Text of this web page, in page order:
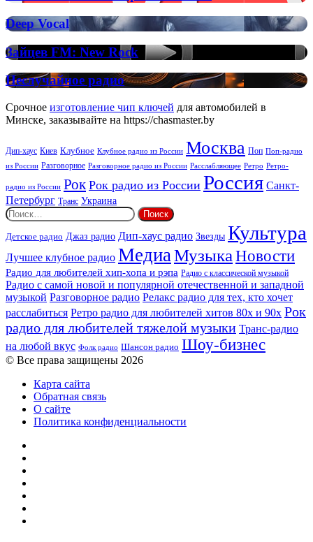
FM:
Deep
Vocal
House
Deep
Vocal
Deep Vocal
Зайцев
FM:
New
Rock
Зайцев FM: New Rock
Неслучайное
радио
Неслучайное радио
Срочное изготовление чип ключей для автомобилей в
Минске, заказывайте на https://chasmaster.by
Дип-хаус Киев Клубное Клубное радио из России Москва Поп Поп-радио
из России Разговорное Разговорное радио из России Расслабляющее Ретро Ретро-
радио из России Рок Рок радио из России Россия Санкт-
Петербург Транс Украина
Найти:
Детское радио Джаз радио Дип-хаус радио Звезды Культура
Лучшее клубное радио МедиаМузыкаНовости
Радио для любителей хип-хопа и рэпа Радио с классической музыкой
Радио с самой новой и популярной отечественной и западной
музыкой Разговорное радио Релакс радио для тех, кто хочет
расслабиться Ретро радио для любителей хитов 80х и 90х Рок
радио для любителей тяжелой музыки Транс-радио
на любой вкус Фолк радио Шансон радио Шоу-бизнес
© Все права защищены 2026
Карта сайта
Обратная связь
О сайте
Политика конфиденциальности